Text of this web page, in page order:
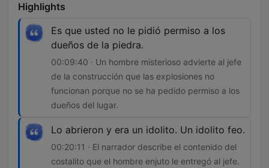
Highlights
Es que usted no le pidió permiso a los
dueños de la piedra.
00:09:40 · Un hombre misterioso advierte al jefe
de la construcción que las explosiones no
funcionan porque no se ha pedido permiso a los
dueños del lugar.
Lo abrieron y era un idolito. Un idolito feo.
00:20:11 · El narrador describe el contenido del
costalito que el hombre enjuto le entregó al jefe.